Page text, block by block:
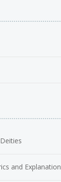
and Explanation